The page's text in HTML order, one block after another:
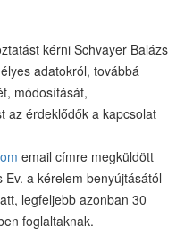
kérni Schvayer Balázs
adatokról, továbbá
módosítását,
az érdeklődők a kapcsolat
email címre megküldött
a kérelem benyújtásától
legfeljebb azonban 30
foglaltaknak.